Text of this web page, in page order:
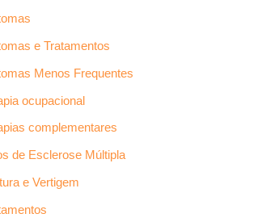
e Tratamentos
Menos Frequentes
ocupacional
complementares
de Esclerose Múltipla
e Vertigem